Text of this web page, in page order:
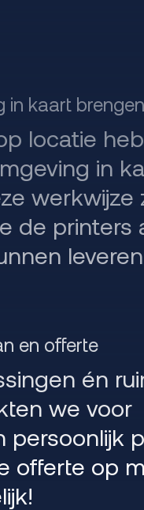
in kaart brengen
locatie
in
werkwijze
de printers
en offerte
én
we voor
persoonlijk
offerte op